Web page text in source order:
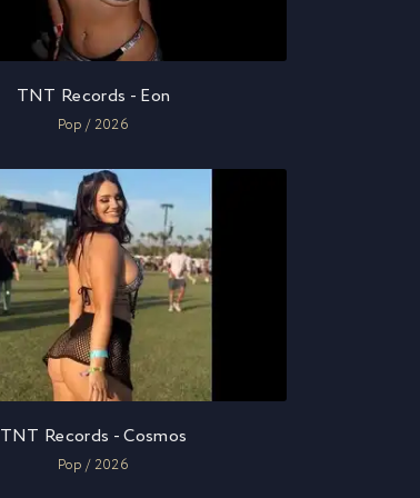
TNT Records - Eon
Pop / 2026
TNT Records - Cosmos
Pop / 2026